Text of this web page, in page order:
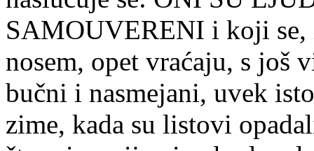
SAMOUVERENI i koji se,
nosem, opet vraćaju, s još
bučni i nasmejani, uvek
zime, kada su listovi